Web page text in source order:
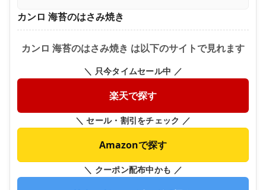
カンロ 海苔のはさみ焼き
カンロ 海苔のはさみ焼き は以下のサイトで見れます
＼ 只今タイムセール中 ／
楽天で探す
＼ セール・割引をチェック ／
Amazonで探す
＼ クーポン配布中かも ／